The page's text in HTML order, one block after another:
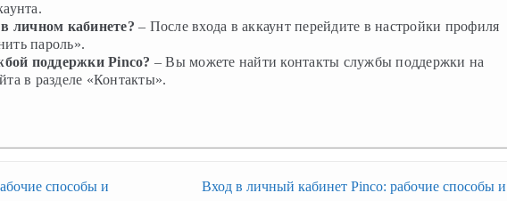
личном кабинете? – После входа в аккаунт перейдите в настройки профиля
пароль».
поддержки Pinco? – Вы можете найти контакты службы поддержки на
в разделе «Контакты».
способы и
Вход в личный кабинет Pinco: рабочие способы и